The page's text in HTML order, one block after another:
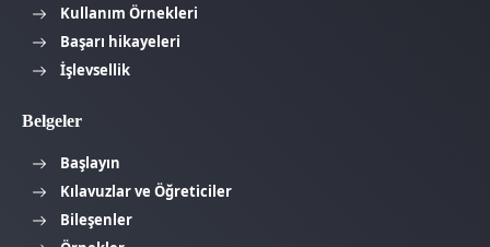
Kullanım Örnekleri
Başarı hikayeleri
İşlevsellik
Belgeler
Başlayın
Kılavuzlar ve Öğreticiler
Bileşenler